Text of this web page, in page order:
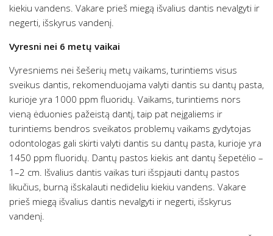
kiekiu vandens. Vakare prieš miegą išvalius dantis nevalgyti ir
negerti, išskyrus vandenį.
Vyresni nei 6 metų vaikai
Vyresniems nei šešerių metų vaikams, turintiems visus
sveikus dantis, rekomenduojama valyti dantis su dantų pasta,
kurioje yra 1000 ppm fluoridų. Vaikams, turintiems nors
vieną ėduonies pažeistą dantį, taip pat neįgaliems ir
turintiems bendros sveikatos problemų vaikams gydytojas
odontologas gali skirti valyti dantis su dantų pasta, kurioje yra
1450 ppm fluoridų. Dantų pastos kiekis ant dantų šepetėlio –
1–2 cm. Išvalius dantis vaikas turi išspjauti dantų pastos
likučius, burną išskalauti nedideliu kiekiu vandens. Vakare
prieš miegą išvalius dantis nevalgyti ir negerti, išskyrus
vandenį.